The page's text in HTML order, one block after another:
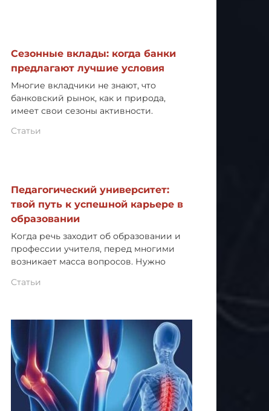
Сезонные вклады: когда банки
предлагают лучшие условия
Многие вкладчики не знают, что
банковский рынок, как и природа,
имеет свои сезоны активности.
Статьи
Педагогический университет:
твой путь к успешной карьере в
образовании
Когда речь заходит об образовании и
профессии учителя, перед многими
возникает масса вопросов. Нужно
Статьи